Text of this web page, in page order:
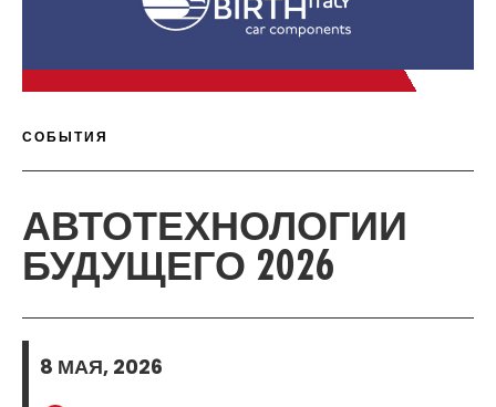
ДЕТАЛИ СТАТЬИ
СОБЫТИЯ
АВТОТЕХНОЛОГИИ
БУДУЩЕГО 2026
8 МАЯ, 2026